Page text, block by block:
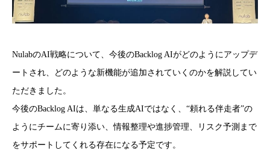
NulabのAI戦略について、今後のBacklog AIがどのようにアップデ
ートされ、どのような新機能が追加されていくのかを解説してい
ただきました。
今後のBacklog AIは、単なる生成AIではなく、“頼れる伴走者”の
ようにチームに寄り添い、情報整理や進捗管理、リスク予測まで
をサポートしてくれる存在になる予定です。